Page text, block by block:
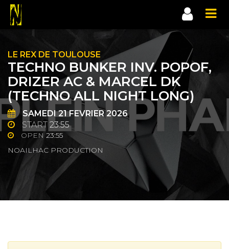
LE REX DE TOULOUSE
TECHNO BUNKER INV. POPOF,
DRIZER AC & MARCEL DK
(TECHNO ALL NIGHT LONG)
SAMEDI21FEVRIER 2026
START 23:55
OPEN 23:55
NOAILHAC PRODUCTION